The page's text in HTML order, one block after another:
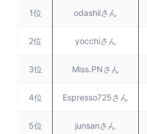
1位 odashiiさん
2位 yocchiさん
3位 Miss.PNさん
4位 Espresso725さん
5位 junsanさん